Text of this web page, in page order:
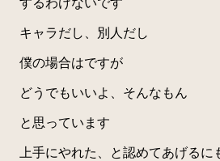
キャラだし、別人だし
僕の場合はですが
どうでもいいよ、そんなもん
と思っています
上手にやれた、と認めてあげるに